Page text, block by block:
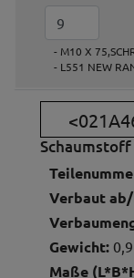
- M10 X
- L551 NEW
Verbaut
Gewicht:
Maße